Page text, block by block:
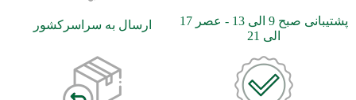
ارسال به سراسرکشور
پشتیبانی صبح 9 الی 13 - عصر 17
الی 21